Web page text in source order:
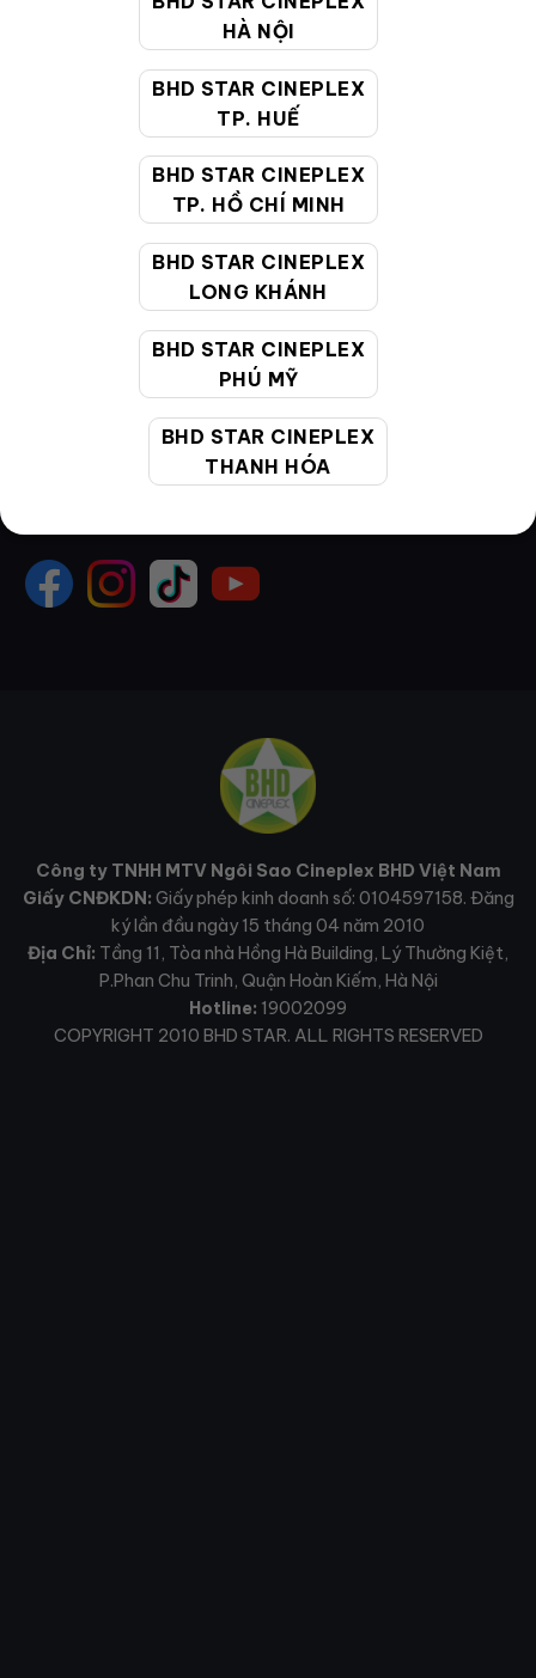
HÀ NỘI
BHD STAR CINEPLEX
TP. HUẾ
BHD STAR CINEPLEX
TP. HỒ CHÍ MINH
BHD STAR CINEPLEX
LONG KHÁNH
BHD STAR CINEPLEX
PHÚ MỸ
BHD STAR CINEPLEX
THANH HÓA
Hướng dẫn đặt vé trực tuyến
Quy định và chính sách chung
Chính sách bảo vệ thông tin cá nhân của người tiêu
CHĂM SÓC KHÁCH HÀNG
Giờ làm việc:9:00 - 22:00 (Tất cả các ngày bao
gồm cả Lễ, Tết)
cskh@bhdstar.vn
Công ty TNHH MTV Ngôi Sao Cineplex BHD Việt Nam
Giấy CNĐKDN: Giấy phép kinh doanh số: 0104597158. Đăng
ký lần đầu ngày 15 tháng 04 năm 2010
Địa Chỉ: Tầng 11, Tòa nhà Hồng Hà Building, Lý Thường Kiệt,
P.Phan Chu Trinh, Quận Hoàn Kiếm, Hà Nội
Hotline: 19002099
COPYRIGHT 2010 BHD STAR. ALL RIGHTS RESERVED